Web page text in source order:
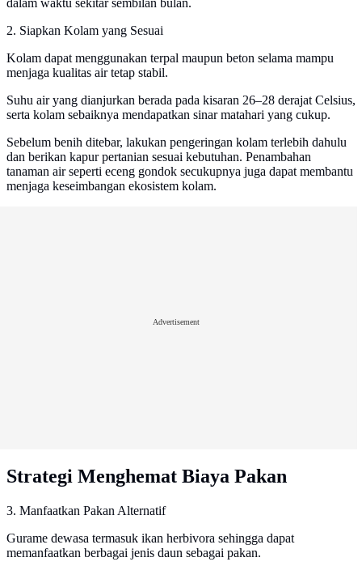
dalam waktu sekitar sembilan bulan.
2. Siapkan Kolam yang Sesuai
Kolam dapat menggunakan terpal maupun beton selama mampu
menjaga kualitas air tetap stabil.
Suhu air yang dianjurkan berada pada kisaran 26–28 derajat Celsius,
serta kolam sebaiknya mendapatkan sinar matahari yang cukup.
Sebelum benih ditebar, lakukan pengeringan kolam terlebih dahulu
dan berikan kapur pertanian sesuai kebutuhan. Penambahan
tanaman air seperti eceng gondok secukupnya juga dapat membantu
menjaga keseimbangan ekosistem kolam.
Advertisement
Strategi Menghemat Biaya Pakan
3. Manfaatkan Pakan Alternatif
Gurame dewasa termasuk ikan herbivora sehingga dapat
memanfaatkan berbagai jenis daun sebagai pakan.